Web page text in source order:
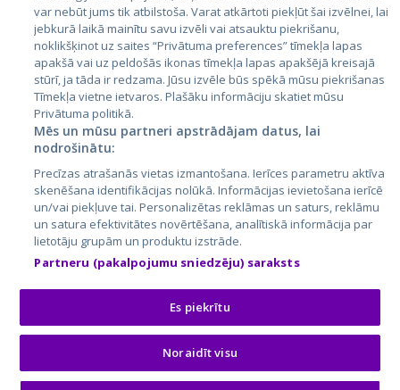
City24.lv
City24.ee
GetaPro.lv
GetaPro.ee
Skelbiu.lt
Autoplius.lt
Aruodas.lt
CVbankas.lt
Kainos.lt
Paslaugos.lt
auto24.ee
Osta.ee
KuldneBörs.ee
© 2026 GetaPro. Visas tiesības aizsargātas.
var nebūt jums tik atbilstoša. Varat atkārtoti piekļūt šai izvēlnei, lai
jebkurā laikā mainītu savu izvēli vai atsauktu piekrišanu,
noklikšķinot uz saites “Privātuma preferences” tīmekļa lapas
apakšā vai uz peldošās ikonas tīmekļa lapas apakšējā kreisajā
stūrī, ja tāda ir redzama. Jūsu izvēle būs spēkā mūsu piekrišanas
Tīmekļa vietne ietvaros. Plašāku informāciju skatiet mūsu
Privātuma politikā.
Mēs un mūsu partneri apstrādājam datus, lai
nodrošinātu:
Precīzas atrašanās vietas izmantošana. Ierīces parametru aktīva
skenēšana identifikācijas nolūkā. Informācijas ievietošana ierīcē
un/vai piekļuve tai. Personalizētas reklāmas un saturs, reklāmu
un satura efektivitātes novērtēšana, analītiskā informācija par
lietotāju grupām un produktu izstrāde.
Partneru (pakalpojumu sniedzēju) saraksts
Es piekrītu
Noraidīt visu